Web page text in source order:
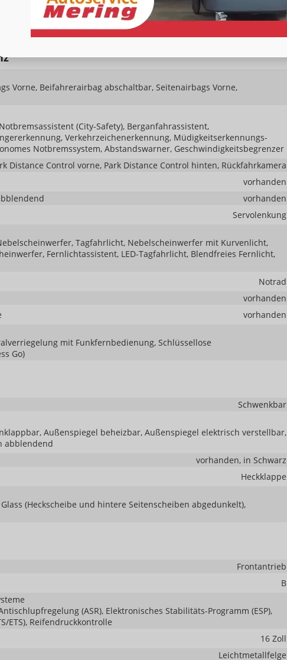
vorhanden
(Virtual Cockpit)
Vorne, Beifahrerairbag abschaltbar, Seitenairbags Vorne,
(City-Safety), Berganfahrassistent,
Verkehrzeichenerkennung, Müdigkeitserkennungs-
Notbremssystem, Abstandswarner, Geschwindigkeitsbegrenzer
Distance Control vorne, Park Distance Control hinten, Rückfahrkamera
vorhanden
vorhanden
Servolenkung
Tagfahrlicht, Nebelscheinwerfer mit Kurvenlicht,
Fernlichtassistent, LED-Tagfahrlicht, Blendfreies Fernlicht,
Notrad
vorhanden
vorhanden
mit Funkfernbedienung, Schlüssellose
Go)
Schwenkbar
Außenspiegel beheizbar, Außenspiegel elektrisch verstellbar,
abblendend
vorhanden, in Schwarz
Heckklappe
(Heckscheibe und hintere Seitenscheiben abgedunkelt),
Frontantrieb
B
(ASR), Elektronisches Stabilitäts-Programm (ESP),
ETS), Reifendruckkontrolle
16 Zoll
Leichtmetallfelge